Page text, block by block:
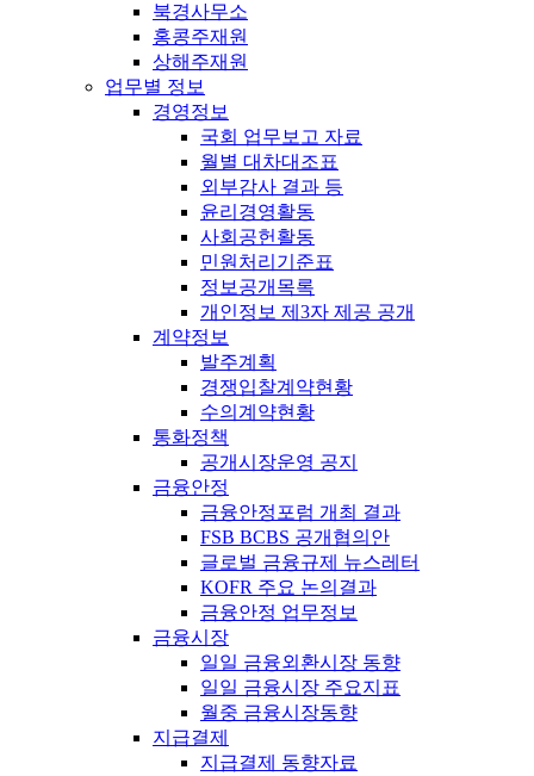
북경사무소
홍콩주재원
상해주재원
업무별 정보
경영정보
국회 업무보고 자료
월별 대차대조표
외부감사 결과 등
윤리경영활동
사회공헌활동
민원처리기준표
정보공개목록
개인정보 제3자 제공 공개
계약정보
발주계획
경쟁입찰계약현황
수의계약현황
통화정책
공개시장운영 공지
금융안정
금융안정포럼 개최 결과
FSB BCBS 공개협의안
글로벌 금융규제 뉴스레터
KOFR 주요 논의결과
금융안정 업무정보
금융시장
일일 금융외환시장 동향
일일 금융시장 주요지표
월중 금융시장동향
지급결제
지급결제 동향자료